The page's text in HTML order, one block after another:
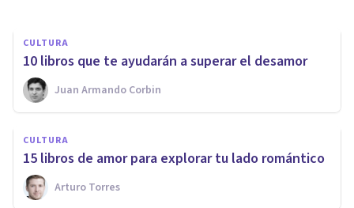
CULTURA
10 libros que te ayudarán a superar el desamor
Juan Armando Corbin
CULTURA
​15 libros de amor para explorar tu lado romántico
Arturo Torres
PAREJA
El amor y su influencia en las
relaciones de pareja
Casilda Jaspez